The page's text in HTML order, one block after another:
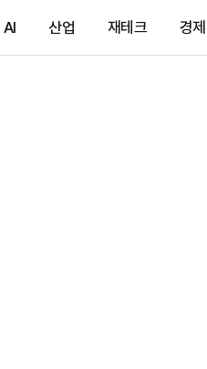
AI 산업 재테크 경제